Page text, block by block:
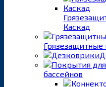
Каскад
бассейнов